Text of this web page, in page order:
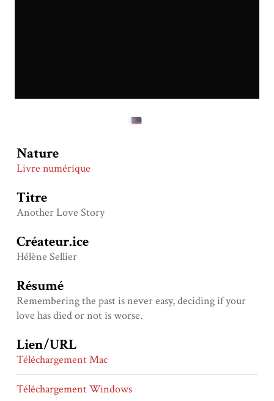
Nature
Livre numérique
Titre
Another Love Story
Créateur.ice
Hélène Sellier
Résumé
Remembering the past is never easy, deciding if your
love has died or not is worse.
Lien/URL
Téléchargement Mac
Téléchargement Windows